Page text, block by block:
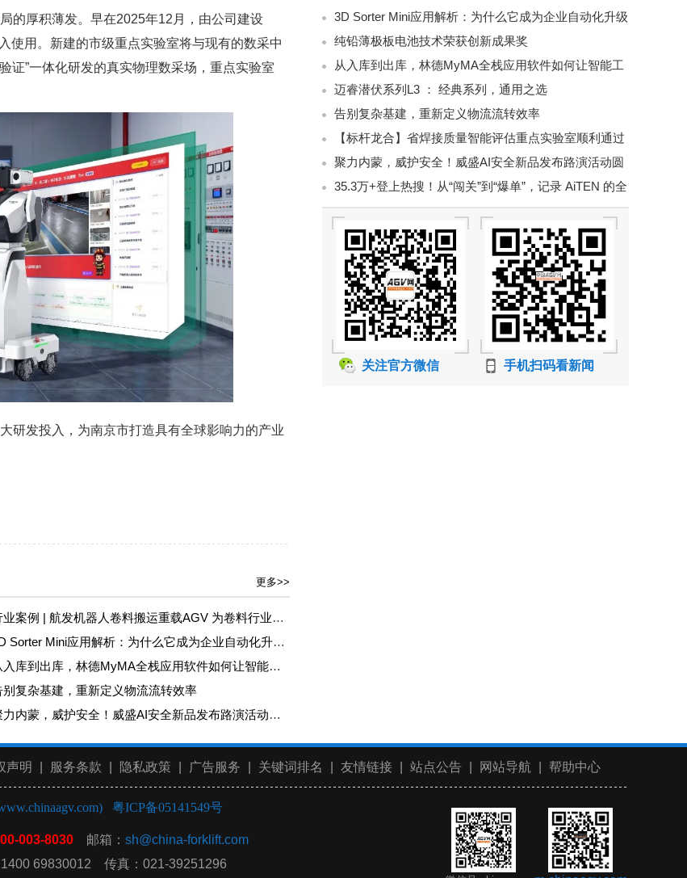
的厚积薄发。早在2025年12月，由公司建设
使用。新建的市级重点实验室将与现有的数采中
证”一体化研发的真实物理数采场，重点实验室
研发投入，为南京市打造具有全球影响力的产业
更多>>
行业案例 | 航发机器人卷料搬运重载AGV 为卷料行业运输难题“卷”出高效解决方案
3D Sorter Mini应用解析：为什么它成为企业自动化升级的第一步？
从入库到出库，林德MyMA全栈应用软件如何让智能工厂“自己运转起来”
别复杂基建，重新定义物流流转效率
聚力内蒙，威护安全！威盛AI安全新品发布路演活动圆满举行！
3D Sorter Mini应用解析：为什么它成为企业自动化升级
的第一步？
纯铅薄极板电池技术荣获创新成果奖
从入库到出库，林德MyMA全栈应用软件如何让智能工
厂“自己运转起来”
迈睿潜伏系列L3 ： 经典系列，通用之选
告别复杂基建，重新定义物流流转效率
【标杆龙合】省焊接质量智能评估重点实验室顺利通过
2026 年度考评
聚力内蒙，威护安全！威盛AI安全新品发布路演活动圆
满举行！
35.3万+登上热搜！从“闯关”到“爆单”，记录 AiTEN 的全
球化实践
关注官方微信 手机扫码看新闻
声明 服务条款 隐私政策 广告服务 关键词排名 友情链接 站点公告 网站导航 帮助中心
粤ICP备05141549号
003-8030邮箱： sh@china-forklift.com
69830012 传真：021-39251296